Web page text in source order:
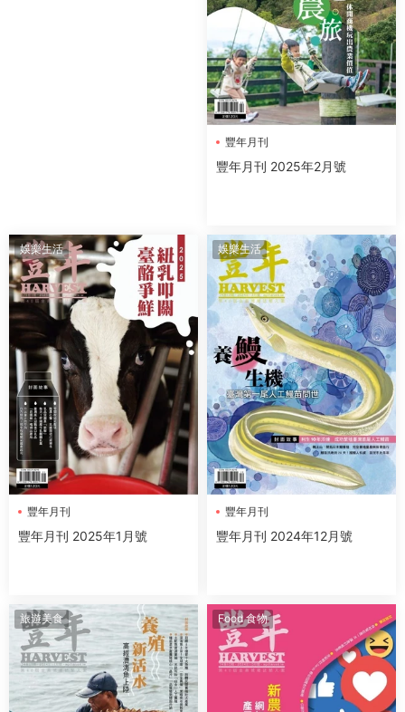
豐年月刊
豐年月刊 2025年2月號
娛樂生活
豐年月刊
豐年月刊 2025年1月號
娛樂生活
豐年月刊
豐年月刊 2024年12月號
旅遊美食 Food 食物